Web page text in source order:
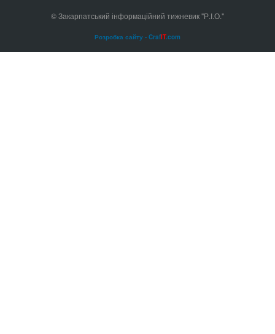
© Закарпатський інформаційний тижневик "Р.І.О."
Розробка сайту - CrafIT.com